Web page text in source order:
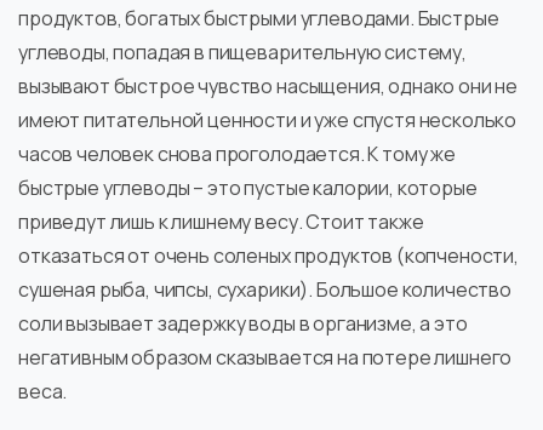
продуктов, богатых быстрыми углеводами. Быстрые
углеводы, попадая в пищеварительную систему,
вызывают быстрое чувство насыщения, однако они не
имеют питательной ценности и уже спустя несколько
часов человек снова проголодается. К тому же
быстрые углеводы – это пустые калории, которые
приведут лишь к лишнему весу. Стоит также
отказаться от очень соленых продуктов (копчености,
сушеная рыба, чипсы, сухарики). Большое количество
соли вызывает задержку воды в организме, а это
негативным образом сказывается на потере лишнего
веса.